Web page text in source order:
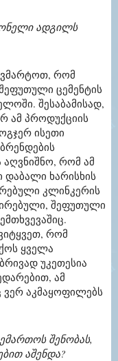
ადგილს
რომ
ცემენტის
შესაბამისად,
ამ პროდუქციის
ისეთი
აღვნიშნო, რომ ამ
დაბალი ხარისხის
კლინკერის
შეფუთული
რომ
ყველა
უკეთესია
ამ
აკმაყოფილებს
შენობას,
აშენდა?